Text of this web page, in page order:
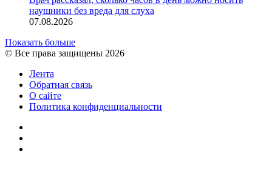
наушники без вреда для слуха
07.08.2026
Показать больше
© Все права защищены 2026
Лента
Обратная связь
О сайте
Политика конфиденциальности